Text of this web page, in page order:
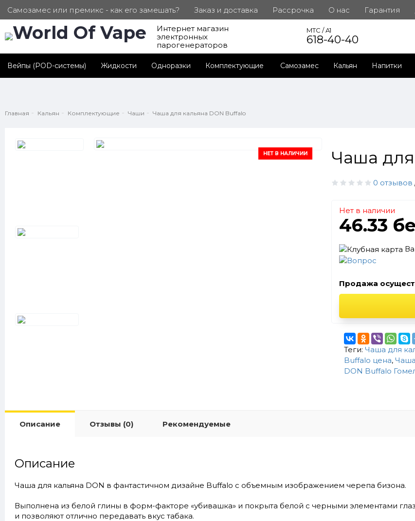
Самозамес или премикс - как его замешать? Заказ и доставка Рассрочка О нас Гарантия
ПОД. СЕРТИФИКАТЫ Партнерам Личный кабинет
Интернет магазин
электронных
парогенераторов
MTC / A1
618-40-40
Вейпы (POD-системы) Жидкости Одноразки Комплектующие Самозамес Кальян Напитки
Главная Кальян Комплектующие Чаши Чаша для кальяна DON Buffalo
НЕТ В НАЛИЧИИ Чаша
0 отзывов
Нет в наличии
46.33
Продажа
Теги: Чаша для
Buffalo цена,
DON Buffalo
Описание Отзывы (0) Рекомендуемые
Описание
Чаша для кальяна DON в фантастичном дизайне Buffalo с объемным изображением черепа бизона.
Выполнена из белой глины в форм-факторе «убивашка» и покрыта белой с черными элементами
и позволяют отлично передавать вкус табака.